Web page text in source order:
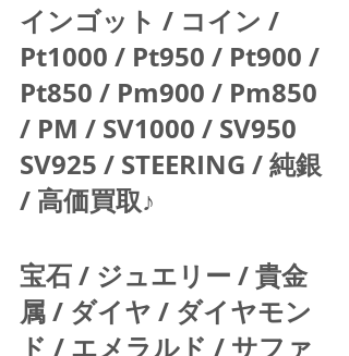
インゴット / コイン /
Pt1000 / Pt950 / Pt900 /
Pt850 / Pm900 / Pm850
/ PM / SV1000 / SV950
SV925 / STEERING / 純銀
/ 高価買取♪
宝石 / ジュエリー / 貴金
属 / ダイヤ / ダイヤモン
ド / エメラルド / サファ